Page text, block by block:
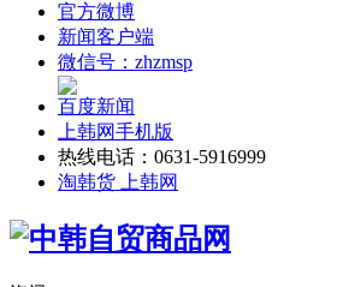
官方微博
新闻客户端
微信号：zhzmsp
百度新闻
上韩网手机版
热线电话：0631-5916999
淘韩货 上韩网